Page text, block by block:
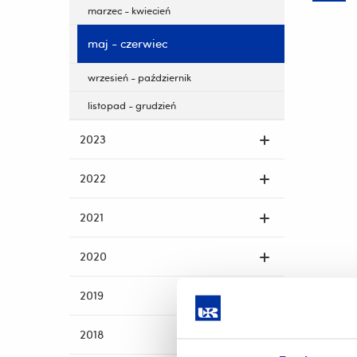
marzec - kwiecień
maj - czerwiec
wrzesień - październik
listopad - grudzień
2023
2022
2021
2020
2019
2018